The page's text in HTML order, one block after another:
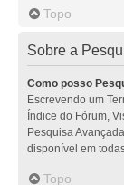
Topo
Sobre a
Como posso
Escrevendo um
Índice do Fórum,
Pesquisa
disponível em
Topo